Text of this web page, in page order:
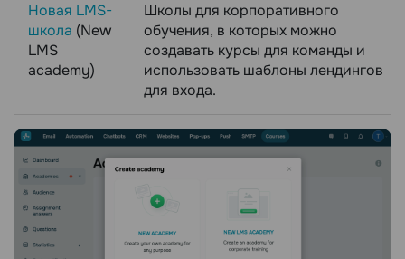
Новая LMS-
школа (New
LMS
academy)
Школы для корпоративного
обучения, в которых можно
создавать курсы для команды и
использовать шаблоны лендингов
для входа.